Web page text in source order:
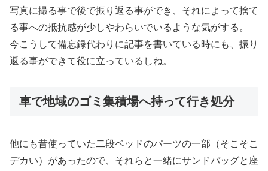
写真に撮る事で後で振り返る事ができ、それによって捨て
る事への抵抗感が少しやわらいでいるような気がする。
今こうして備忘録代わりに記事を書いている時にも、振り
返る事ができて役に立っているしね。
車で地域のゴミ集積場へ持って行き処分
他にも昔使っていた二段ベッドのパーツの一部（そこそこ
デカい）があったので、それらと一緒にサンドバッグと座